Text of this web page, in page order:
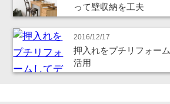
って壁収納を工夫
2016/12/17
押入れをプチリフォー
活用